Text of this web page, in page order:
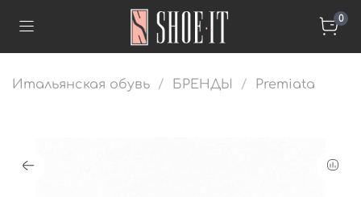
0
Итальянская обувь БРЕНДЫ Premiata